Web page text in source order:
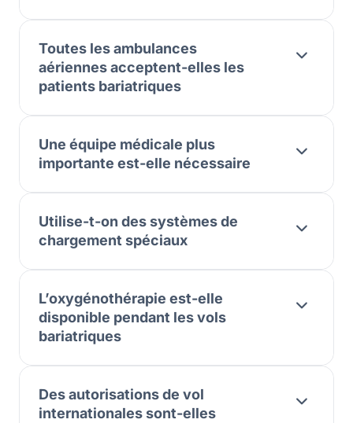
Toutes les ambulances
aériennes acceptent-elles les
patients bariatriques
Une équipe médicale plus
importante est-elle nécessaire
Utilise-t-on des systèmes de
chargement spéciaux
L’oxygénothérapie est-elle
disponible pendant les vols
bariatriques
Des autorisations de vol
internationales sont-elles